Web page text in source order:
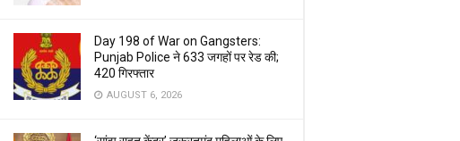
Day 198 of War on Gangsters:
Punjab Police ने 633 जगहों पर रेड की;
420 गिरफ्तार
AUGUST 6, 2026